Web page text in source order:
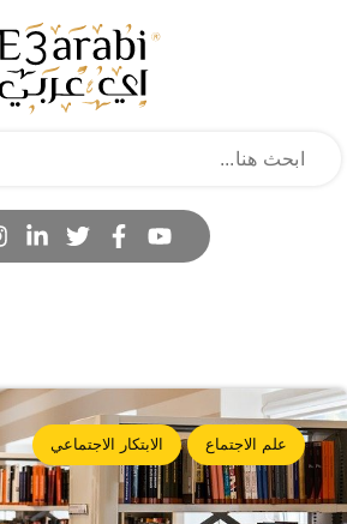
علم الاجتماع الابتكار الاجتماعي